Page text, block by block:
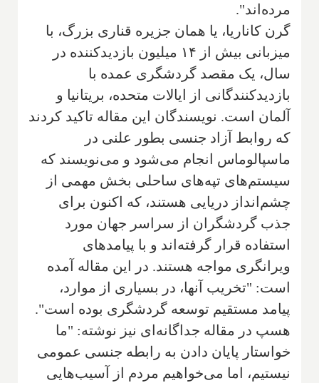
مرده‌اند".
گرن کاناریا، یا همان جزیره قناری بزرگ، با
میزبانی بیش از ۱۴ میلیون بازدیدکننده در
سال، یک مقصد گردشگری عمده با
بازدیدکنندگانی از ایالات متحده، بریتانیا و
آلمان است. نویسندگان این مقاله تاکید کردند
که روابط آزاد جنسی بطور علنی در
ماسپالوماس انجام می‌شود و می‌نویسند که
سیستم‌های تپه‌های ساحلی بخش مهمی از
چشم‌انداز دریایی هستند، که اکنون برای
جذب گردشگران از سراسر جهان مورد
استفاده قرار گرفته‌اند و با پیامدهای
ویرانگری مواجه هستند. در این مقاله آمده
است: "تخریب آنها، در بسیاری از موارد،
پیامد مستقیم توسعه گردشگری بوده است".
هسپ در مقاله جداگانه‌ای نیز نوشته: "ما
خواستار پایان دادن به رابطه جنسی عمومی
نیستیم، اما می‌خواهیم مردم از آسیب‌هایی